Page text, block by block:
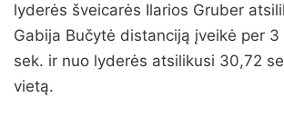
lyderės šveicarės Ilarios Gruber
Gabija Bučytė distanciją įveikė per 3
sek. ir nuo lyderės atsilikusi 30,72
vietą.